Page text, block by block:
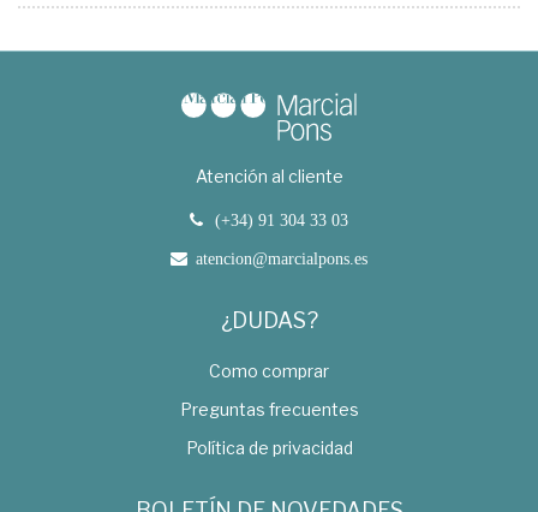
Atención al cliente
(+34) 91 304 33 03
atencion@marcialpons.es
¿DUDAS?
Como comprar
Preguntas frecuentes
Política de privacidad